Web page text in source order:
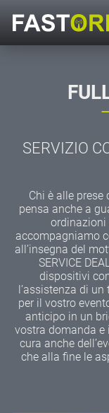
SERVIZIO
Chi è alle
pensa anche a
ordinazioni
accompagniamo
all’insegna del
SERVICE
dispositivi
l’assistenza di
per il vostro
anticipo in un
vostra domanda e
cura anche
che alla fine le